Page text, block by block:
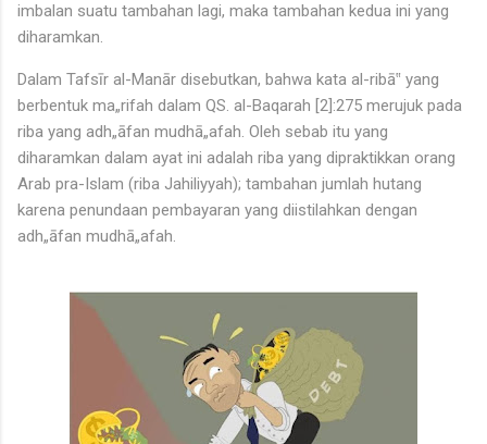
imbalan suatu tambahan lagi, maka tambahan kedua ini yang
diharamkan.
Dalam Tafsīr al-Manār disebutkan, bahwa kata al-ribā‟ yang
berbentuk ma„rifah dalam QS. al-Baqarah [2]:275 merujuk pada
riba yang adh„āfan mudhā„afah. Oleh sebab itu yang
diharamkan dalam ayat ini adalah riba yang dipraktikkan orang
Arab pra-Islam (riba Jahiliyyah); tambahan jumlah hutang
karena penundaan pembayaran yang diistilahkan dengan
adh„āfan mudhā„afah.